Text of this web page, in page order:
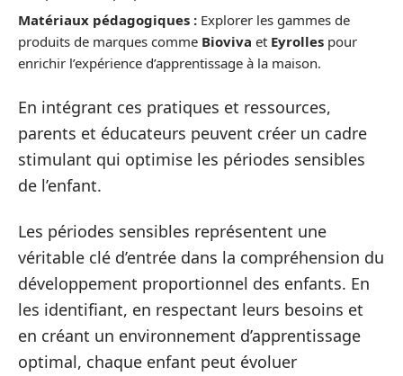
Matériaux pédagogiques : Explorer les gammes de
produits de marques comme Bioviva et Eyrolles pour
enrichir l’expérience d’apprentissage à la maison.
En intégrant ces pratiques et ressources,
parents et éducateurs peuvent créer un cadre
stimulant qui optimise les périodes sensibles
de l’enfant.
Les périodes sensibles représentent une
véritable clé d’entrée dans la compréhension du
développement proportionnel des enfants. En
les identifiant, en respectant leurs besoins et
en créant un environnement d’apprentissage
optimal, chaque enfant peut évoluer